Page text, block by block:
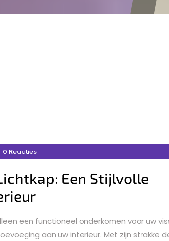
0 Reacties
Een Stijlvolle
een functioneel onderkomen voor uw
aan uw interieur. Met zijn strakke